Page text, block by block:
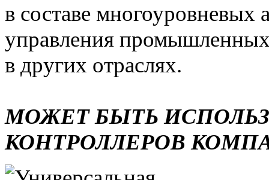
в составе многоуровневых
управления
в других отраслях.
МОЖЕТ БЫТЬ
КОНТРОЛЛЕРОВ